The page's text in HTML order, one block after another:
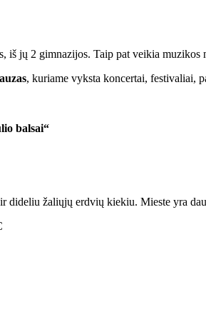
iš jų 2 gimnazijos. Taip pat veikia
, kuriame vyksta koncertai, festivaliai,
balsai“
dideliu žaliųjų erdvių kiekiu. Mieste yra